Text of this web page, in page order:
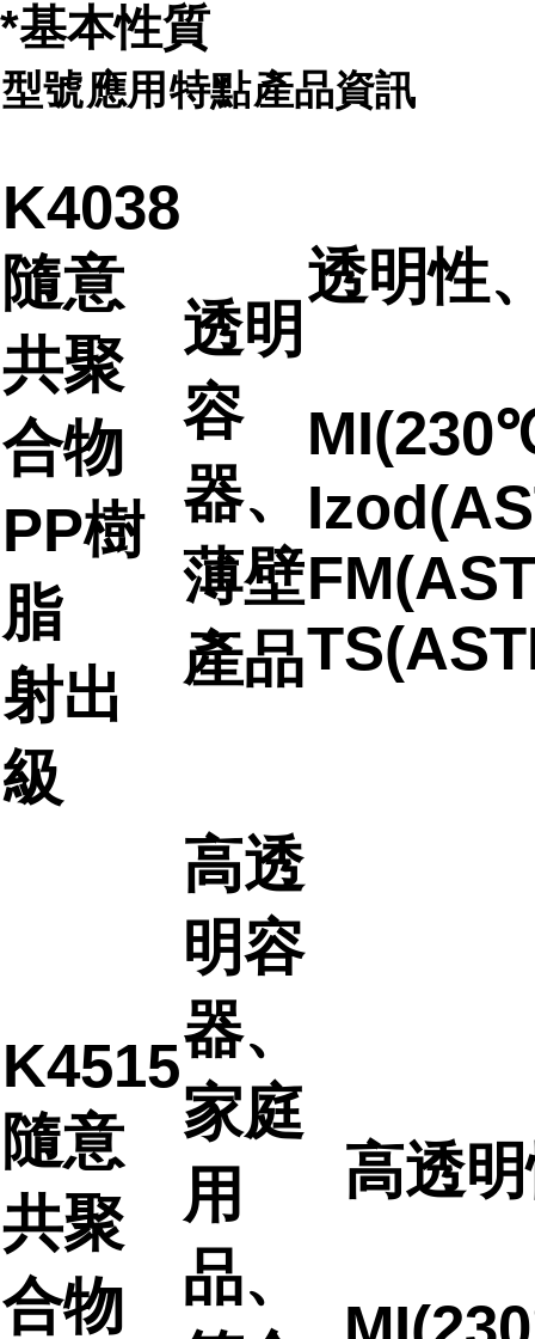
*基本性質
型號應用 特點產品資訊
K4038
隨意
共聚
合物
PP樹
脂
射出
級
透明
容
器、
薄壁
產品
透明性
K4515
隨意
共聚
合物
高透
明容
器、
家庭
用
品、
高透